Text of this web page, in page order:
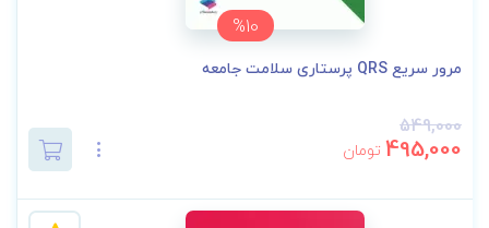
%10
مرور سریع QRS پرستاری سلامت جامعه
549,000
495,000 تومان